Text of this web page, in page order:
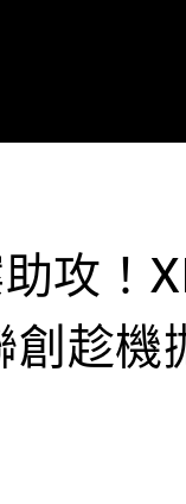
攻！
趁機